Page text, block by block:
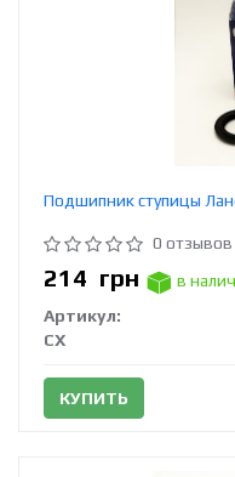
Подшипник ступицы
0 отзывов
214 грн
в
Артикул:
CX
КУПИТЬ